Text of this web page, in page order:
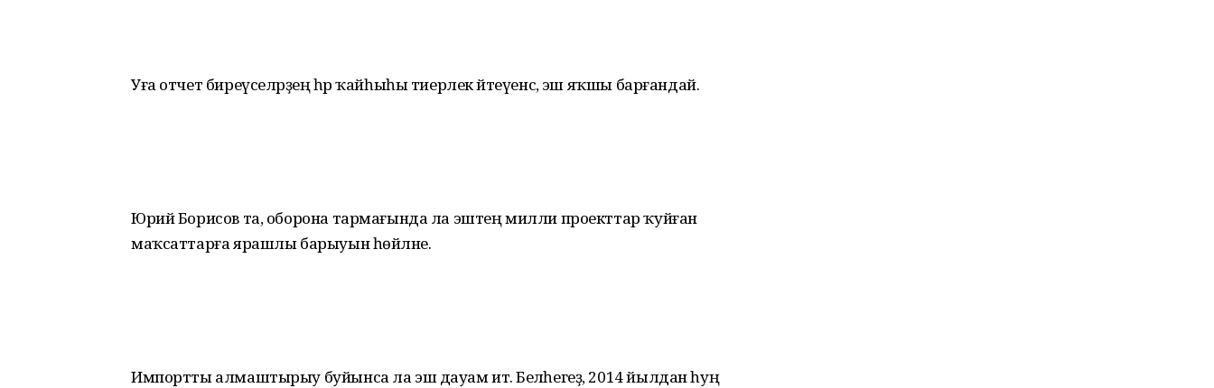
Уға отчет биреүселәрҙең һәр ҡайһыһы тиерлек әйтеүенсә, эш яҡшы барғандай.
Юрий Борисов та, оборона тармағында ла эштең милли проекттар ҡуйған
маҡсаттарға ярашлы барыуын һөйләне.
Импортты алмаштырыу буйынса ла эш дауам итә. Беләһегеҙ, 2014 йылдан һуң